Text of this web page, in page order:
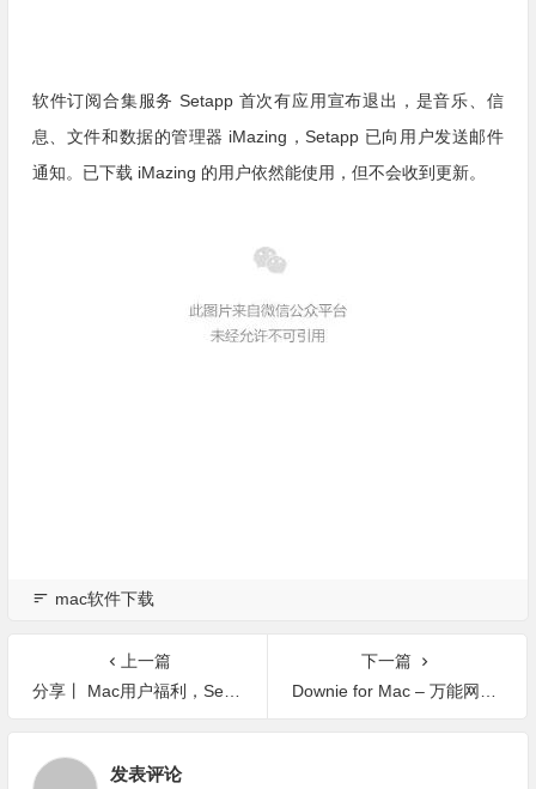
软件订阅合集服务 Setapp 首次有应用宣布退出，是音乐、信
息、文件和数据的管理器 iMazing，Setapp 已向用户发送邮件
通知。已下载 iMazing 的用户依然能使用，但不会收到更新。
mac软件下载
上一篇
分享丨 Mac用户福利，Setapp黑五58折特价
下一篇
Downie for Mac – 万能网络视频下载工具！一键搞定全部视频网站
发表评论